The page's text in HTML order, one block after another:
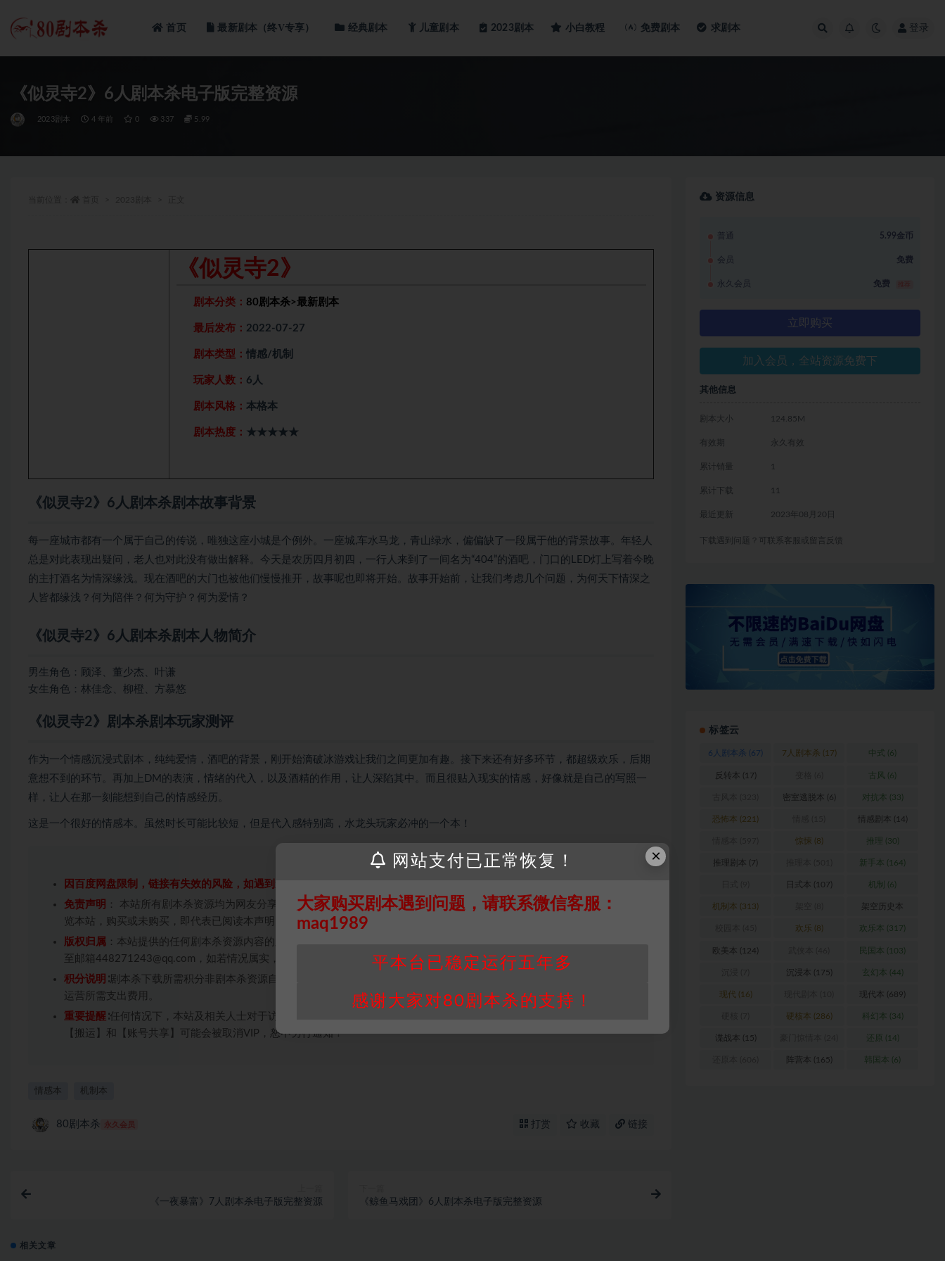
首页 最新剧本（终V专享） 经典剧本 儿童剧本 2023剧本 小白教程 免费剧本 求剧本 登录
《似灵寺2》6人剧本杀电子版完整资源
2023剧本 4 年前 0 337 5.99
《似灵寺2》
剧本分类： 80剧本杀>最新剧本
最后发布： 2022-07-27
剧本类型： 情感/机制
玩家人数： 6人
剧本风格： 本格本
剧本热度： ★★★★★
《似灵寺2》6人剧本杀剧本故事背景
每一座城市都有一个属于自己的传说，唯独这座小城是个例外。一座城,车水马龙，青山绿水，偏偏缺了一段属于他的背景故事。年轻人
总是对此表现出疑问，老人也对此没有做出解释。今天是农历四月初四，一行人来到了一间名为“404”的酒吧，门口的LED灯上写着今晚
的主打酒名为情深缘浅。现在酒吧的大门也被他们慢慢推开，故事呢也即将开始。故事开始前，让我们考虑几个问题，为何天下情深之
人皆都缘浅？何为陪伴？何为守护？何为爱情？
《似灵寺2》6人剧本杀剧本人物简介
男生角色：顾泽、董少杰、叶谦
女生角色：林佳念、柳橙、方慕悠
《似灵寺2》剧本杀剧本玩家测评
作为一个情感沉浸式剧本，纯纯爱情，酒吧的背景，刚开始滴破冰游戏让我们之间更加有趣。接下来还有好多环节，都超级欢乐，后期
意想不到的环节。再加上DM的表演，情绪的代入，以及酒精的作用，让人深陷其中。而且很贴入现实的情感，好像就是自己的写照一
样，让人在那一刻能想到自己的情感经历。
这是一个很好的情感本。虽然时长可能比较短，但是代入感特别高，水龙头玩家必冲的一个本！
因百度网盘限制，链接有失效的风险，如遇到无效链接请联系客服补发！！！网盘不限速下载神器→
免责声明 ： 本站所有剧本杀资源均为网友分享投稿+个人整理而来，仅供学习研究使用，请勿用于商业用途!任何人访问、浏
览本站，购买或未购买，即代表已阅读本声明，理解并同意受本条约约束，并遵守所有适用的法律法规。
版权归属 ：本站提供的任何剧本杀资源内容的版权均属于机关版权或权利人。如有侵权，请发邮件通知并提供相关证实资料
至邮箱448271243@qq.com，如若情况属实，我们将会在三天内下架相关剧本攻略。
积分说明 ∶剧本杀下载所需积分非剧本杀资源自身价值，本站积分为本站收取的赞助费，用于本站整理资料的时间成本及网站
运营所需支出费用。
重要提醒 ∶任何情况下，本站及相关人士对于访问或购买使用引起的任何行为和纠纷，本站概不承担任何责任。未经许可的
【搬运】和【账号共享】可能会被取消VIP，恕不另行通知！
情感本 机制本
80剧本杀 永久会员 打赏 收藏 链接
《一夜暴富》7人剧本杀电子版完整资源 《鲸鱼马戏团》6人剧本杀电子版完整资源
相关文章
资源信息
普通 5.99金币
会员 免费
永久会员 免费
立即购买
加入会员，全站资源免费下
其他信息
剧本大小 124.85M
有效期 永久有效
累计销量 1
累计下载 11
最近更新 2023年08月20日
下载遇到问题？可联系客服或留言反馈
标签云
6人剧本杀 (67) 7人剧本杀 (17) 中式 (6)
反转本 (17) 古风 (6)
密室逃脱本 (6) 对抗本 (33)
恐怖本 (221) 情感剧本 (14)
惊悚 (8) 推理 (30)
推理剧本 (7) 新手本 (164)
日式本 (107) 机制 (6)
机制本 (313) 架空历史本
(102)
欢乐 (8) 欢乐本 (317)
欧美本 (124) 民国本 (103)
沉浸本 (175) 玄幻本 (44)
现代 (16) 现代本 (689)
硬核本 (286) 科幻本 (34)
谍战本 (15) 还原 (14)
阵营本 (165) 韩国本 (6)
×
网站支付已正常恢复！
大家购买剧本遇到问题，请联系微信客服：
maq1989
平本台已稳定运行五年多
感谢大家对80剧本杀的支持！